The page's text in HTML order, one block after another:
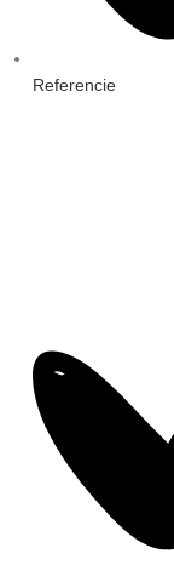
Referencie